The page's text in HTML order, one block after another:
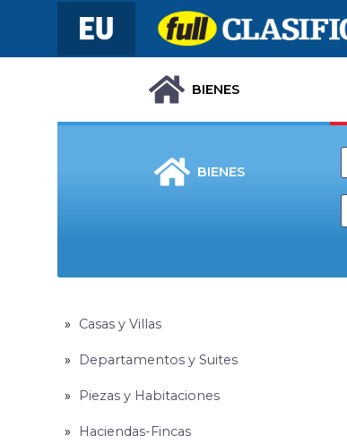
BIENES
BIENES
Casas y Villas
Departamentos y Suites
Piezas y Habitaciones
Haciendas-Fincas